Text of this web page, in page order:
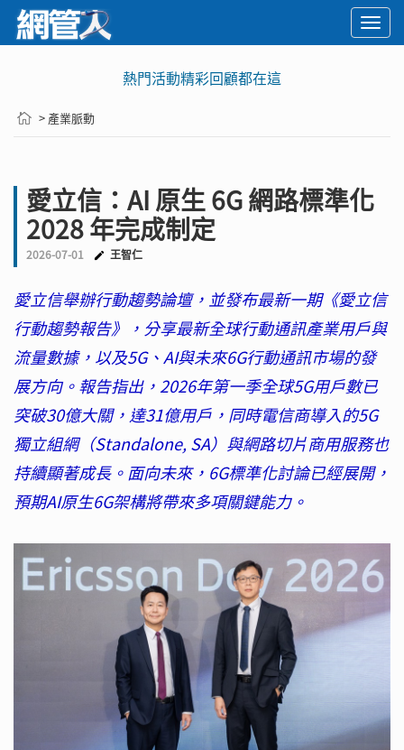
熱門活動精彩回顧都在這
> 產業脈動
愛立信：AI 原生 6G 網路標準化
2028 年完成制定
2026-07-01 王智仁
愛立信舉辦行動趨勢論壇，並發布最新一期《愛立信
行動趨勢報告》，分享最新全球行動通訊產業用戶與
流量數據，以及5G、AI與未來6G行動通訊市場的發
展方向。報告指出，2026年第一季全球5G用戶數已
突破30億大關，達31億用戶，同時電信商導入的5G
獨立組網（Standalone, SA）與網路切片商用服務也
持續顯著成長。面向未來，6G標準化討論已經展開，
預期AI原生6G架構將帶來多項關鍵能力。